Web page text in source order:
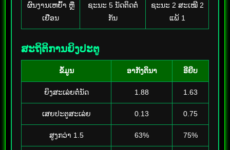
ຜົນງານເຫຍົ້າ ຫຼື
ເຢືອນ
ຊະນະ 5 ນັດຕິດຕໍ່
ກັນ
ຊະນະ 2 ສະເໝີ 2
ແພ້ 1
ສະຖິຕິການຍິງປະຕູ
ຂໍ້ມູນ ອາກັງຕິນາ ອີຢິບ
ຍິງສະເລ່ຍຕໍ່ນັດ 1.88 1.63
ເສຍປະຕູສະເລ່ຍ 0.13 0.75
ສູງກວ່າ 1.5 63% 75%